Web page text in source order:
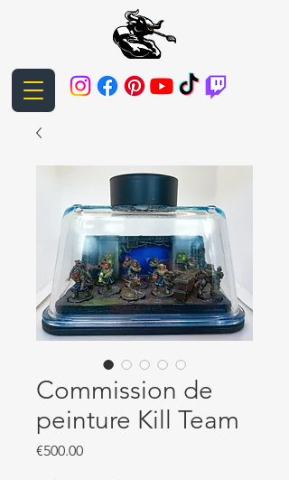
Commission de
peinture Kill Team
€500.00Price